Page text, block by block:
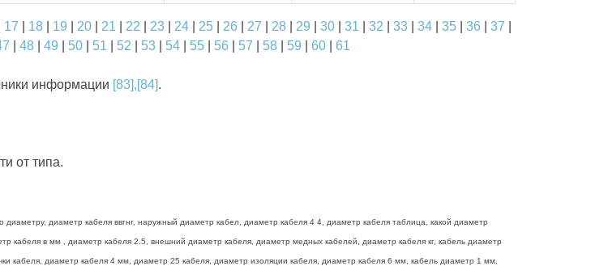
17 18| 19 20| 21 22 23| 24| 25| 26 27 28| 29 30| 31 32 33| 34| 35| 36 37
48 49 50 51 52 53 54 55 56 57 58 59 60 61
информации [83],[84].
от типа.
диаметр кабеля ввгнг, наружный диаметр кабел, диаметр кабеля 4 4, диаметр кабеля таблица, какой диаметр
кабеля в мм , диаметр кабеля 2.5, внешний диаметр кабеля, диаметр медных кабелей, диаметр кабеля кг, кабель диаметр
кабеля, диаметр кабеля 4 мм, диаметр 25 кабеля, диаметр изоляции кабеля, диаметр кабеля 6 мм, кабель диаметр 1 мм,